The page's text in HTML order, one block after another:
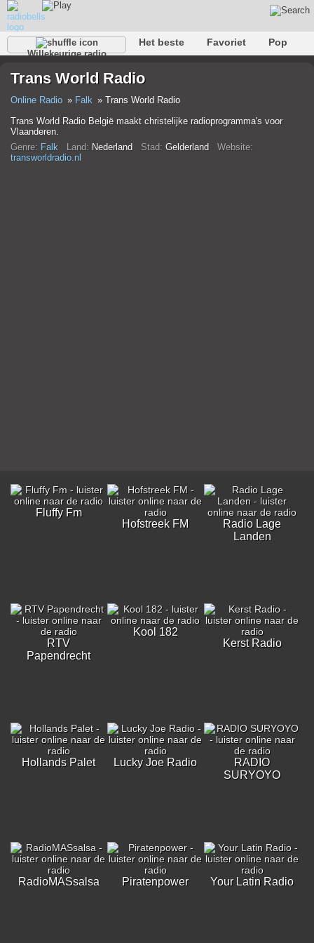
Willekeurige radio
Het beste Favoriet
Pop
Rap
Trans Falk Jazz
Trans World Radio
Online Radio Falk
Trans World Radio
Trans World Radio België maakt christelijke radioprogramma's voor
Vlaanderen.
Genre: Falk Land: Nederland Stad: Gelderland Website:
transworldradio.nl
Fluffy Fm
Hofstreek FM
Radio Lage
Landen
RTV
Papendrecht
Kool 182
Kerst Radio
Hollands Palet Lucky Joe Radio
RADIO
SURYOYO
RadioMASsalsa Piratenpower Your Latin Radio